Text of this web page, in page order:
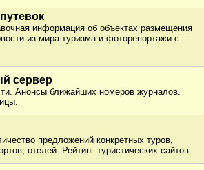
информация об объектах размещения
из мира туризма и фоторепортажи с
сервер
Анонсы ближайших номеров журналов.
предложений конкретных туров,
отелей. Рейтинг туристических сайтов.